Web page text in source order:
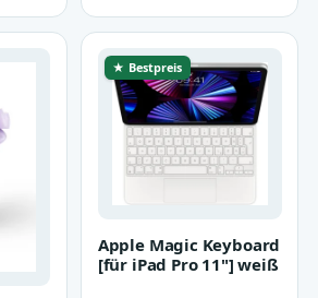
★ Bestpreis
Apple Magic Keyboard
[für iPad Pro 11"] weiß